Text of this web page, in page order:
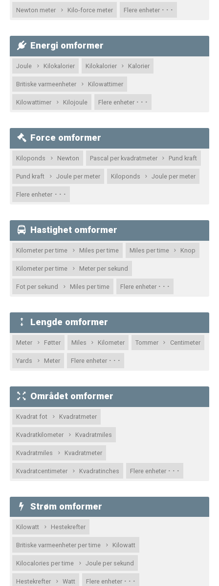
Newton meter Kilo-force meter Flere enheter · · ·
Energi omformer
Joule Kilokalorier Kilokalorier Kalorier
Britiske varmeenheter Kilowattimer
Kilowattimer Kilojoule Flere enheter · · ·
Force omformer
Kiloponds Newton Pascal per kvadratmeter Pund kraft
Pund kraft Joule per meter Kiloponds Joule per meter
Flere enheter · · ·
Hastighet omformer
Kilometer per time Miles per time Miles per time Knop
Kilometer per time Meter per sekund
Fot per sekund Miles per time Flere enheter · · ·
Lengde omformer
Meter Føtter Miles Kilometer Tommer Centimeter
Yards Meter Flere enheter · · ·
Området omformer
Kvadrat fot Kvadratmeter
Kvadratkilometer Kvadratmiles
Kvadratmiles Kvadratmeter
Kvadratcentimeter Kvadratinches Flere enheter · · ·
Strøm omformer
Kilowatt Hestekrefter
Britiske varmeenheter per time Kilowatt
Kilocalories per time Joule per sekund
Hestekrefter Watt Flere enheter · · ·